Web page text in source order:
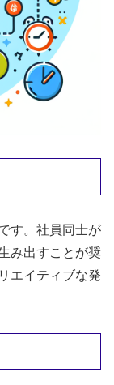
す。社員同士が
み出すことが奨
エイティブな発